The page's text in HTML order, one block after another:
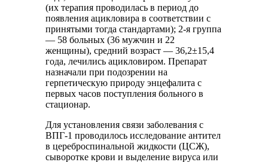
(их терапия проводилась в период до
появления ацикловира в соответствии с
принятыми тогда стандартами); 2-я группа
— 58 больных (36 мужчин и 22
женщины), средний возраст — 36,2±15,4
года, лечились ацикловиром. Препарат
назначали при подозрении на
герпетическую природу энцефалита с
первых часов поступления больного в
стационар.
Для установления связи заболевания с
ВПГ-1 проводилось исследование антител
в цереброспинальной жидкости (ЦСЖ),
сыворотке крови и выделение вируса или